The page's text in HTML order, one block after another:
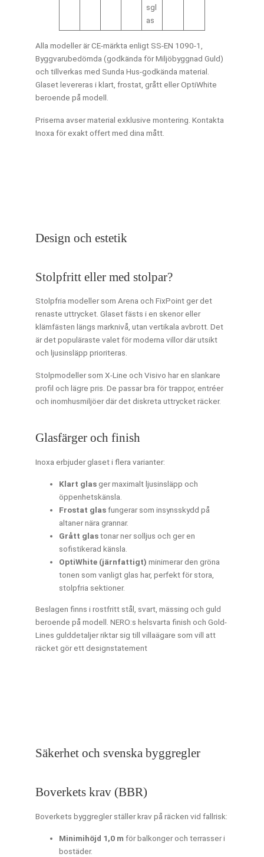
sgl
as
Alla modeller är CE-märkta enligt SS-EN 1090-1,
Byggvarubedömda (godkända för Miljöbyggnad Guld)
och tillverkas med Sunda Hus-godkända material.
Glaset levereras i klart, frostat, grått eller OptiWhite
beroende på modell.
Priserna avser material exklusive montering. Kontakta
Inoxa för exakt offert med dina mått.
Design och estetik
Stolpfritt eller med stolpar?
Stolpfria modeller som Arena och FixPoint ger det
renaste uttrycket. Glaset fästs i en skenor eller
klämfästen längs marknivå, utan vertikala avbrott. Det
är det populäraste valet för moderna villor där utsikt
och ljusinsläpp prioriteras.
Stolpmodeller som X-Line och Visivo har en slankare
profil och lägre pris. De passar bra för trappor, entréer
och inomhusmiljöer där det diskreta uttrycket räcker.
Glasfärger och finish
Inoxa erbjuder glaset i flera varianter:
Klart glasger maximalt ljusinsläpp och
öppenhetskänsla.
Frostat glasfungerar som insynsskydd på
altaner nära grannar.
Grått glastonar ner solljus och ger en
sofistikerad känsla.
OptiWhite (järnfattigt) minimerar den gröna
tonen som vanligt glas har, perfekt för stora,
stolpfria sektioner.
Beslagen finns i rostfritt stål, svart, mässing och guld
beroende på modell. NERO:s helsvarta finish och Gold-
Lines gulddetaljer riktar sig till villaägare som vill att
räcket gör ett designstatement
Säkerhet och svenska byggregler
Boverkets krav (BBR)
Boverkets byggregler ställer krav på räcken vid fallrisk:
Minimihöjd 1,0 m för balkonger och terrasser i
bostäder.